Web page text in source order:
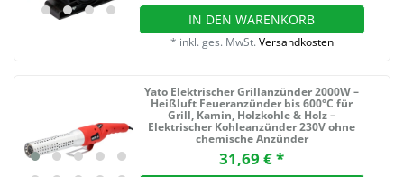
IN DEN WARENKORB
* inkl. ges. MwSt. Versandkosten
Yato Elektrischer Grillanzünder 2000W –
Heißluft Feueranzünder bis 600°C für
Grill, Kamin, Holzkohle & Holz –
Elektrischer Kohleanzünder 230V ohne
chemische Anzünder
31,69 € *